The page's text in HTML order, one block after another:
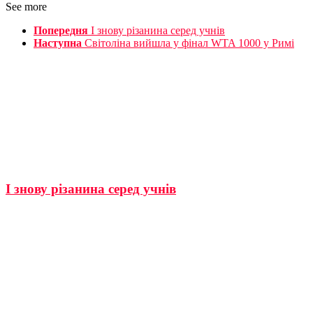
See more
Попередня І знову різанина серед учнів
Наступна Світоліна вийшла у фінал WTA 1000 у Римі
І знову різанина серед учнів